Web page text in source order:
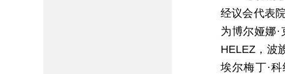
经议会代表
为博尔娅娜
HELEZ，波
埃尔梅丁·